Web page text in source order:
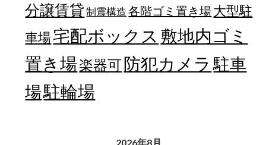
分譲賃貸 制震構造 各階ゴミ置き場大型駐
車場宅配ボックス 敷地内ゴミ
置き場楽器可防犯カメラ 駐車
場駐輪場
2026年8月